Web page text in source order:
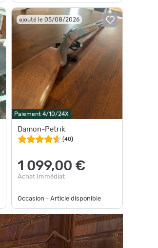
ajouté le 05/08/2026
Paiement 4/10/24X
Damon-Petrik
(40)
1 099,00 €
Achat Immédiat
Occasion - Article disponible